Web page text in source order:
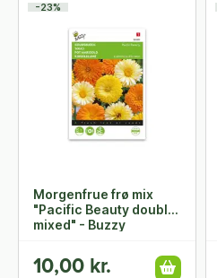
-23%
Morgenfrue frø mix
"Pacific Beauty double
mixed" - Buzzy
10,00 kr.